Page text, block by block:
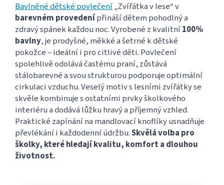
Bavlněné dětské povlečení„Zvířátka v lese“ v
barevném provedenípřináší dětem pohodlný a
zdravý spánek každou noc. Vyrobené z kvalitní100%
bavlny, je prodyšné, měkké a šetrné k dětské
pokožce – ideální i pro citlivé děti. Povlečení
spolehlivě odolává častému praní, zůstává
stálobarevné a svou strukturou podporuje optimální
cirkulaci vzduchu. Veselý motiv s lesními zvířátky se
skvěle kombinuje s ostatními prvky školkového
interiéru a dodává lůžku hravý a příjemný vzhled.
Praktické zapínání na mandlovací knoflíky usnadňuje
převlékání i každodenní údržbu.Skvělá volba pro
školky, které hledají kvalitu, komfort a dlouhou
životnost.